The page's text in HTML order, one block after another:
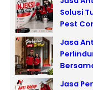
Solusi
Pest
Jasa
Jasa